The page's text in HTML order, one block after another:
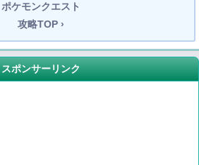
ポケモンクエスト
攻略TOP ›
スポンサーリンク